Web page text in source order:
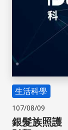
生活科學
107/08/09
銀髮族照護